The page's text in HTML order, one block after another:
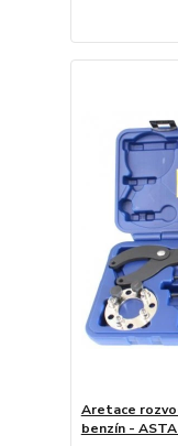
Aretace
benzín -